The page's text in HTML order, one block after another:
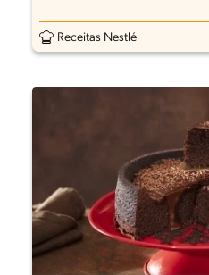
Receitas Nestlé